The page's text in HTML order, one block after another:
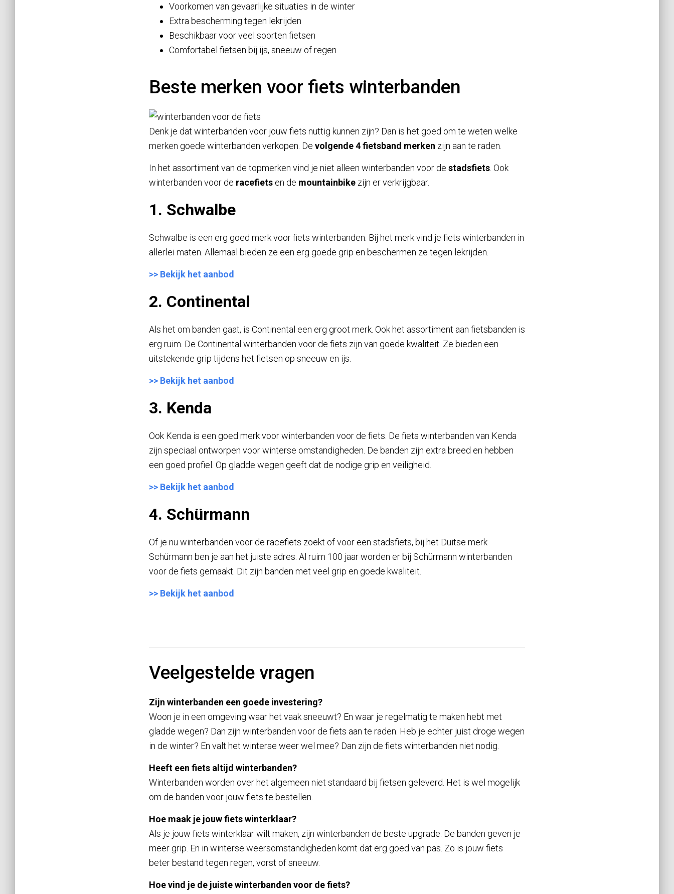
Voorkomen van gevaarlijke situaties in de winter
Extra bescherming tegen lekrijden
Beschikbaar voor veel soorten fietsen
Comfortabel fietsen bij ijs, sneeuw of regen
Beste merken voor fiets winterbanden
Denk je dat winterbanden voor jouw fiets nuttig kunnen zijn? Dan is het goed om te weten welke
merken goede winterbanden verkopen. De volgende 4 fietsband merken zijn aan te raden.
In het assortiment van de topmerken vind je niet alleen winterbanden voor de stadsfiets . Ook
winterbanden voor de racefiets en de mountainbike zijn er verkrijgbaar.
1. Schwalbe
Schwalbe is een erg goed merk voor fiets winterbanden. Bij het merk vind je fiets winterbanden in
allerlei maten. Allemaal bieden ze een erg goede grip en beschermen ze tegen lekrijden.
>> Bekijk het aanbod
2. Continental
Als het om banden gaat, is Continental een erg groot merk. Ook het assortiment aan fietsbanden is
erg ruim. De Continental winterbanden voor de fiets zijn van goede kwaliteit. Ze bieden een
uitstekende grip tijdens het fietsen op sneeuw en ijs.
>> Bekijk het aanbod
3. Kenda
Ook Kenda is een goed merk voor winterbanden voor de fiets. De fiets winterbanden van Kenda
zijn speciaal ontworpen voor winterse omstandigheden. De banden zijn extra breed en hebben
een goed profiel. Op gladde wegen geeft dat de nodige grip en veiligheid.
>> Bekijk het aanbod
4. Schürmann
Of je nu winterbanden voor de racefiets zoekt of voor een stadsfiets, bij het Duitse merk
Schürmann ben je aan het juiste adres. Al ruim 100 jaar worden er bij Schürmann winterbanden
voor de fiets gemaakt. Dit zijn banden met veel grip en goede kwaliteit.
>> Bekijk het aanbod
Veelgestelde vragen
Zijn winterbanden een goede investering?
Woon je in een omgeving waar het vaak sneeuwt? En waar je regelmatig te maken hebt met
gladde wegen? Dan zijn winterbanden voor de fiets aan te raden. Heb je echter juist droge wegen
in de winter? En valt het winterse weer wel mee? Dan zijn de fiets winterbanden niet nodig.
Heeft een fiets altijd winterbanden?
Winterbanden worden over het algemeen niet standaard bij fietsen geleverd. Het is wel mogelijk
om de banden voor jouw fiets te bestellen.
Hoe maak je jouw fiets winterklaar?
Als je jouw fiets winterklaar wilt maken, zijn winterbanden de beste upgrade. De banden geven je
meer grip. En in winterse weersomstandigheden komt dat erg goed van pas. Zo is jouw fiets
beter bestand tegen regen, vorst of sneeuw.
Hoe vind je de juiste winterbanden voor de fiets?